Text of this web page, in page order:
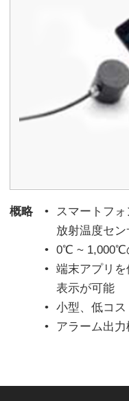
概略
スマートフ
放射温度セン
0℃ ~ 1,000℃
端末アプリ
表示が可能
小型、低コ
アラーム出